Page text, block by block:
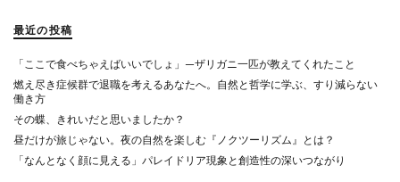
最近の投稿
「ここで食べちゃえばいいでしょ」—ザリガニ一匹が教えてくれたこと
燃え尽き症候群で退職を考えるあなたへ。自然と哲学に学ぶ、すり減らない
働き方
その蝶、きれいだと思いましたか？
昼だけが旅じゃない。夜の自然を楽しむ『ノクツーリズム』とは？
「なんとなく顔に見える」パレイドリア現象と創造性の深いつながり